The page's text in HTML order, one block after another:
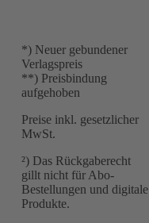
*) Neuer gebundener
Verlagspreis
**) Preisbindung
aufgehoben
Preise inkl. gesetzlicher
MwSt.
²) Das Rückgaberecht
gillt nicht für Abo-
Bestellungen und digitale
Produkte.